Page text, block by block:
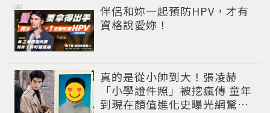
伴侶和妳一起預防HPV，才有
資格說愛妳！
PR
真的是從小帥到大！張凌赫
「小學證件照」被挖瘋傳 童年
到現在顏值進化史曝光網驚：